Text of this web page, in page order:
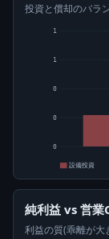
投資と償却のバラ
0
0
0
1
1
設備投資
純利益 vs 営業
利益の質(乖離が大